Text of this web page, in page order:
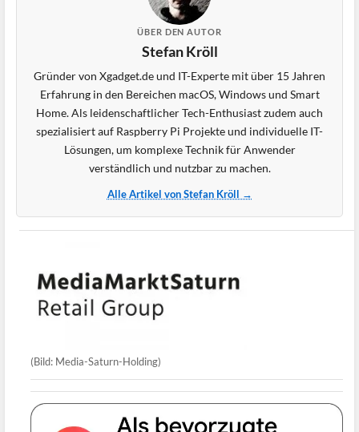
ÜBER DEN AUTOR
Stefan Kröll
Gründer von Xgadget.de und IT-Experte mit über 15 Jahren
Erfahrung in den Bereichen macOS, Windows und Smart
Home. Als leidenschaftlicher Tech-Enthusiast zudem auch
spezialisiert auf Raspberry Pi Projekte und individuelle IT-
Lösungen, um komplexe Technik für Anwender
verständlich und nutzbar zu machen.
Alle Artikel von Stefan Kröll →
(Bild: Media-Saturn-Holding)